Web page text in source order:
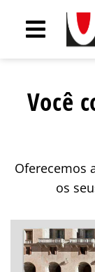
Você
Oferecemos
os